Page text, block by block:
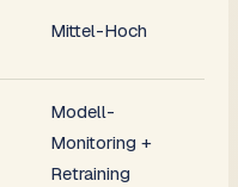
Mittel-Hoch
Modell-
Monitoring +
Retraining